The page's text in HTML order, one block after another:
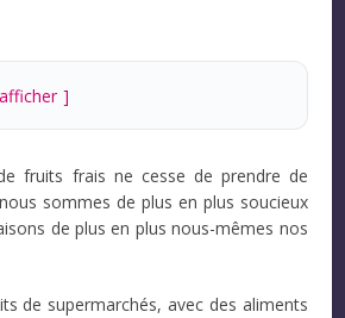
afficher
fruits frais ne cesse de prendre de
sommes de plus en plus soucieux
de plus en plus nous-mêmes nos
de supermarchés, avec des aliments